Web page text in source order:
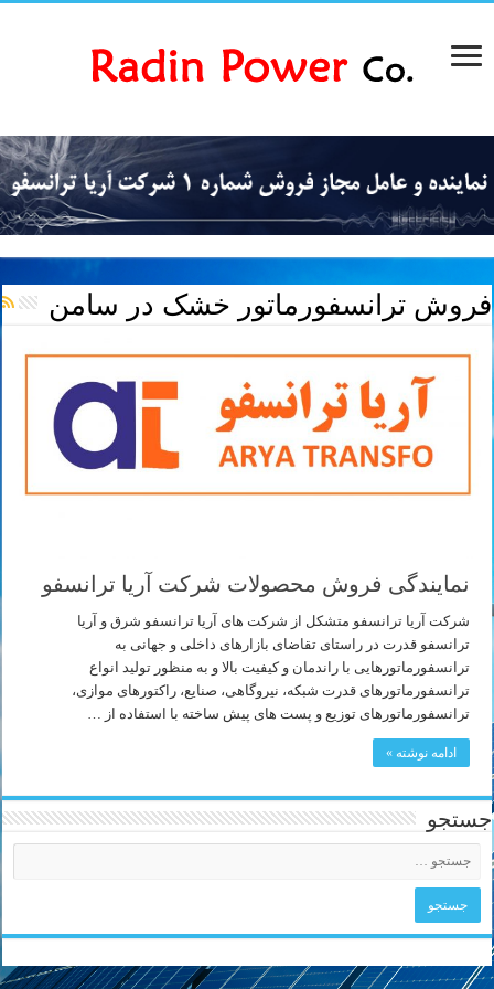
فروش ترانسفورماتور خشک در سامن
نمایندگی فروش محصولات شرکت آریا ترانسفو
شرکت آریا ترانسفو متشکل از شرکت های آریا ترانسفو شرق و آریا
ترانسفو قدرت در راستای تقاضای بازارهای داخلی و جهانی به
ترانسفورماتورهایی با راندمان و کیفیت بالا و به منظور تولید انواع
ترانسفورماتورهای قدرت شبکه، نیروگاهی، صنایع، راکتورهای موازی،
ترانسفورماتورهای توزیع و پست های پیش ساخته با استفاده از …
ادامه نوشته »
جستجو